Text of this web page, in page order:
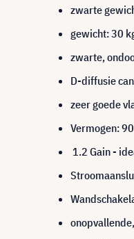
zwarte
gewicht: 30
zwarte,
D-diffusie
zeer goede
Vermogen:
1.2 Gain -